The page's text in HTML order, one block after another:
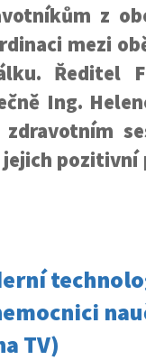
z
mezi
Ředitel
Ing.
TV)